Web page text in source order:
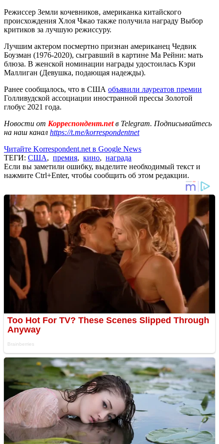
Режиссер Земли кочевников, американка китайского
происхождения Хлоя Чжао также получила награду Выбор
критиков за лучшую режиссуру.
Лучшим актером посмертно признан американец Чедвик
Боузман (1976-2020), сыгравший в картине Ма Рейни: мать
блюза. В женской номинации награды удостоилась Кэри
Маллиган (Девушка, подающая надежды).
Ранее сообщалось, что в США объявили лауреатов премии
Голливудской ассоциации иностранной прессы Золотой
глобус 2021 года.
Новости от Корреспондент.netв Telegram. Подписывайтесь
на наш канал https://t.me/korrespondentnet
Читайте Korrespondent.net в Google News
ТЕГИ: США, премия, кино, награда
Если вы заметили ошибку, выделите необходимый текст и
нажмите Ctrl+Enter, чтобы сообщить об этом редакции.